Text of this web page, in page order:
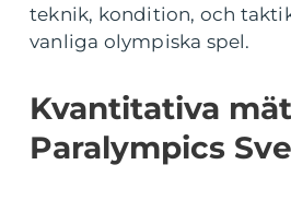
teknik, kondition, och
vanliga olympiska spel.
Kvantitativa
Paralympics